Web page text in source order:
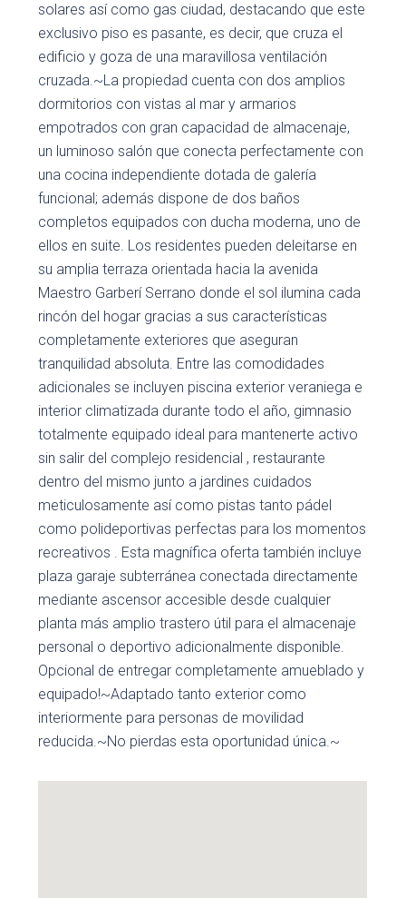
solares así como gas ciudad, destacando que este
exclusivo piso es pasante, es decir, que cruza el
edificio y goza de una maravillosa ventilación
cruzada.~La propiedad cuenta con dos amplios
dormitorios con vistas al mar y armarios
empotrados con gran capacidad de almacenaje,
un luminoso salón que conecta perfectamente con
una cocina independiente dotada de galería
funcional; además dispone de dos baños
completos equipados con ducha moderna, uno de
ellos en suite. Los residentes pueden deleitarse en
su amplia terraza orientada hacia la avenida
Maestro Garberí Serrano donde el sol ilumina cada
rincón del hogar gracias a sus características
completamente exteriores que aseguran
tranquilidad absoluta. Entre las comodidades
adicionales se incluyen piscina exterior veraniega e
interior climatizada durante todo el año, gimnasio
totalmente equipado ideal para mantenerte activo
sin salir del complejo residencial , restaurante
dentro del mismo junto a jardines cuidados
meticulosamente así como pistas tanto pádel
como polideportivas perfectas para los momentos
recreativos . Esta magnífica oferta también incluye
plaza garaje subterránea conectada directamente
mediante ascensor accesible desde cualquier
planta más amplio trastero útil para el almacenaje
personal o deportivo adicionalmente disponible.
Opcional de entregar completamente amueblado y
equipado!~Adaptado tanto exterior como
interiormente para personas de movilidad
reducida.~No pierdas esta oportunidad única.~